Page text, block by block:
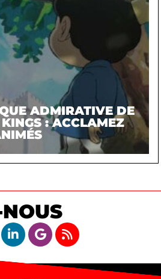
ADMIRATIVE DE
: ACCLAMEZ